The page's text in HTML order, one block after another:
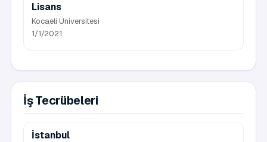
Lisans
Kocaeli Üniversitesi
1/1/2021
İş Tecrübeleri
İstanbul